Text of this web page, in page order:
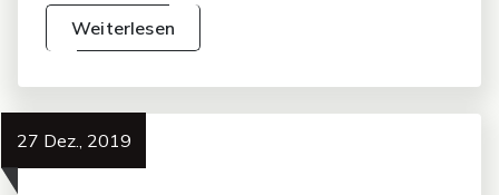
Weiterlesen
27 Dez., 2019